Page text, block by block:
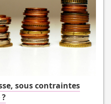
sous contraintes